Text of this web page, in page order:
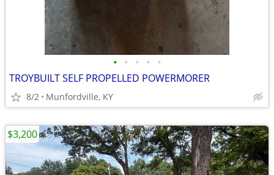
• • • • •
TROYBUILT SELF PROPELLED POWERMORER
8/2 Munfordville, KY
$3,200